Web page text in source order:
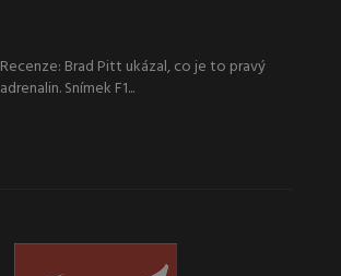
Recenze: Brad Pitt ukázal, co je to pravý
adrenalin. Snímek F1...